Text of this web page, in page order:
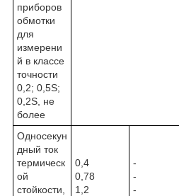
приборов
обмотки
для
измерени
й в классе
точности
0,2; 0,5S;
0,2S, не
более
Односекун
дный ток
термическ
ой
стойкости,
0,4
0,78
1,2
-
-
-